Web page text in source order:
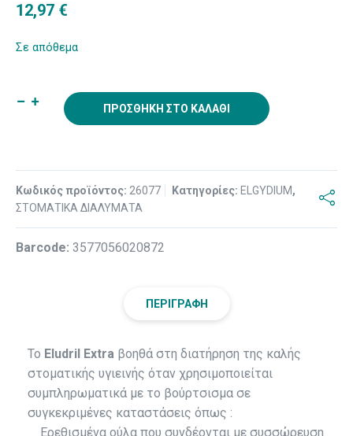
12,97 €
Σε απόθεμα
ΠΡΟΣΘΉΚΗ ΣΤΟ ΚΑΛΆΘΙ
Κωδικός προϊόντος: 26077 Κατηγορίες: ELGYDIUM,
ΣΤΟΜΑΤΙΚΑ ΔΙΑΛΥΜΑΤΑ
Βarcode: 3577056020872
ΠΕΡΙΓΡΑΦΉ
Το Eludril Extra βοηθά στη διατήρηση της καλής
στοματικής υγιεινής όταν χρησιμοποιείται
συμπληρωματικά με το βούρτσισμα σε
συγκεκριμένες καταστάσεις όπως :
Ερεθισμένα ούλα που συνδέονται με συσσώρευση